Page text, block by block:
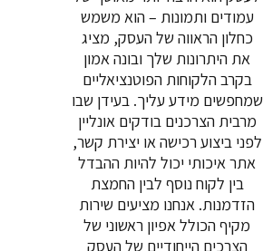
עמודים ותמונות – הוא משמש
כחלון הראווה של העסק, מציג
את היתרונות שלך ובונה אמון
בקרב הלקוחות הפוטנציאליים
שמחפשים מידע עליך. בעידן שבו
מרבית הצרכנים בודקים אונליין
לפני ביצוע רכישה או יצירת קשר,
אתר איכותי יכול להיות ההבדל
בין לקוח נוסף לבין החמצת
הזדמנות. אנחנו מציעים שירות
מקיף הכולל אפיון ראשוני של
הצרכים הייחודיים של העסק